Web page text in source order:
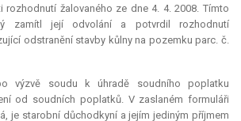
žalovaného ze dne 4. 4. 2008. Tímto
zamítl její odvolání a potvrdil rozhodnutí
odstranění stavby kůlny na pozemku parc. č.
výzvě soudu k úhradě soudního poplatku
od soudních poplatků. V zaslaném formuláři
je starobní důchodkyní a jejím jediným příjmem